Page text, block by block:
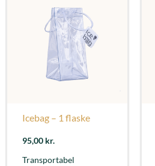
Icebag – 1 flaske
95,00 kr.
Transportabel